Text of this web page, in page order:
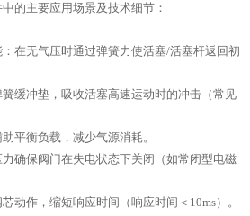
的主要应用场景及技术细节：
在无气压时通过弹簧力使活塞/活塞杆返回初
缓冲垫，吸收活塞高速运动时的冲击（常见
平衡负载，减少气源消耗。
确保阀门在失电状态下关闭（如常闭型电磁
动作，缩短响应时间（响应时间＜10ms）。